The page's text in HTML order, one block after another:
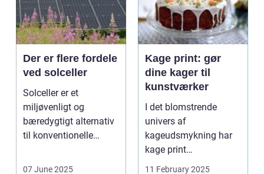
Der er flere fordele
ved solceller
Solceller er et
miljøvenligt og
bæredygtigt alternativ
til konventionelle
07 June 2025
Kage print: gør
dine kager til
kunstværker
I det blomstrende
univers af
kageudsmykning har
kage print
revolutioneret måden,
11 February 2025